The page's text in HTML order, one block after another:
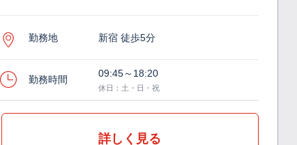
勤務地 新宿 徒歩5分
勤務時間
09:45～18:20
休日：土・日・祝
詳しく見る